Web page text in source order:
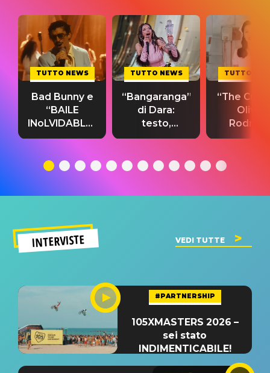
TUTTO NEWS
Bad Bunny e
“BAILE
INoLVIDABLE”:
testo,
significato
TUTTO NEWS
“Bangaranga”
di Dara:
testo,
traduzione e
del singolo
TUTTO
“The
Olivia
testo,
INTERVISTE VEDI TUTTE
#PARTNERSHIP
105XMASTERS 2026 –
sei stato
INDIMENTICABILE!